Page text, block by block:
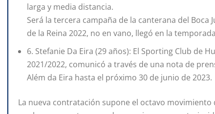
larga y media distancia.
Será la tercera campaña de la canterana del
de la Reina 2022, no en vano, llegó en la
6. Stefanie Da Eira (29 años): El Sporting Club de
2021/2022, comunicó a través de una nota de
Além da Eira hasta el próximo 30 de junio de 2023.
La nueva contratación supone el octavo